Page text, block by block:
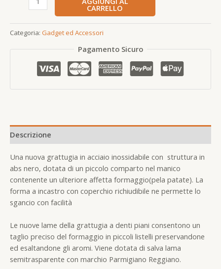
CARRELLO
Categoria: Gadget ed Accessori
Pagamento Sicuro
Descrizione
Una nuova grattugia in acciaio inossidabile con struttura in
abs nero, dotata di un piccolo comparto nel manico
contenente un ulteriore affetta formaggio(pela patate). La
forma a incastro con coperchio richiudibile ne permette lo
sgancio con facilità
Le nuove lame della grattugia a denti piani consentono un
taglio preciso del formaggio in piccoli listelli preservandone
ed esaltandone gli aromi. Viene dotata di salva lama
semitrasparente con marchio Parmigiano Reggiano.